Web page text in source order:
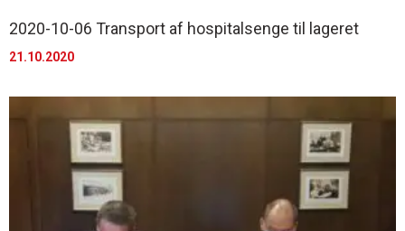
2020-10-06 Transport af hospitalsenge til lageret
21.10.2020